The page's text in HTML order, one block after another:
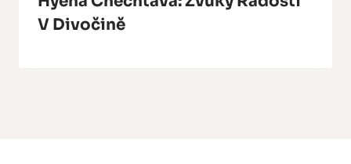
V Divočině